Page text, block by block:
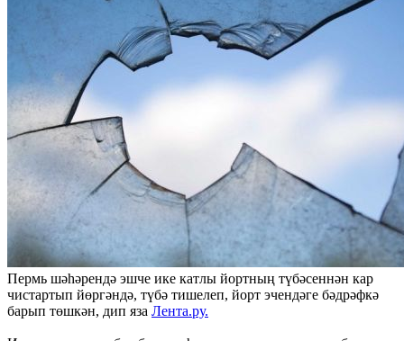
Пермь шәһәрендә эшче ике катлы йортның түбәсеннән кар
чистартып йөргәндә, түбә тишелеп, йорт эчендәге бәдрәфкә
барып төшкән, дип яза Лента.ру.